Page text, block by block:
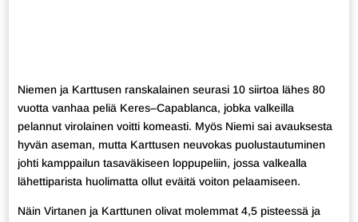
Niemen ja Karttusen ranskalainen seurasi 10 siirtoa lähes 80
vuotta vanhaa peliä Keres–Capablanca, jobka valkeilla
pelannut virolainen voitti komeasti. Myös Niemi sai avauksesta
hyvän aseman, mutta Karttusen neuvokas puolustautuminen
johti kamppailun tasaväkiseen loppupeliin, jossa valkealla
lähettiparista huolimatta ollut eväitä voiton pelaamiseen.
Näin Virtanen ja Karttunen olivat molemmat 4,5 pisteessä ja